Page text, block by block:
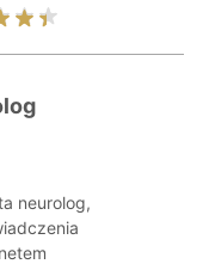
neurolog,